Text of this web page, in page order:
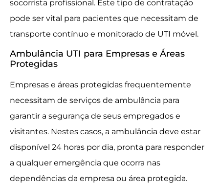
socorrista profissional. Este tipo de contratação
pode ser vital para pacientes que necessitam de
transporte contínuo e monitorado de UTI móvel.
Ambulância UTI para Empresas e Áreas
Protegidas
Empresas e áreas protegidas frequentemente
necessitam de serviços de ambulância para
garantir a segurança de seus empregados e
visitantes. Nestes casos, a ambulância deve estar
disponível 24 horas por dia, pronta para responder
a qualquer emergência que ocorra nas
dependências da empresa ou área protegida.